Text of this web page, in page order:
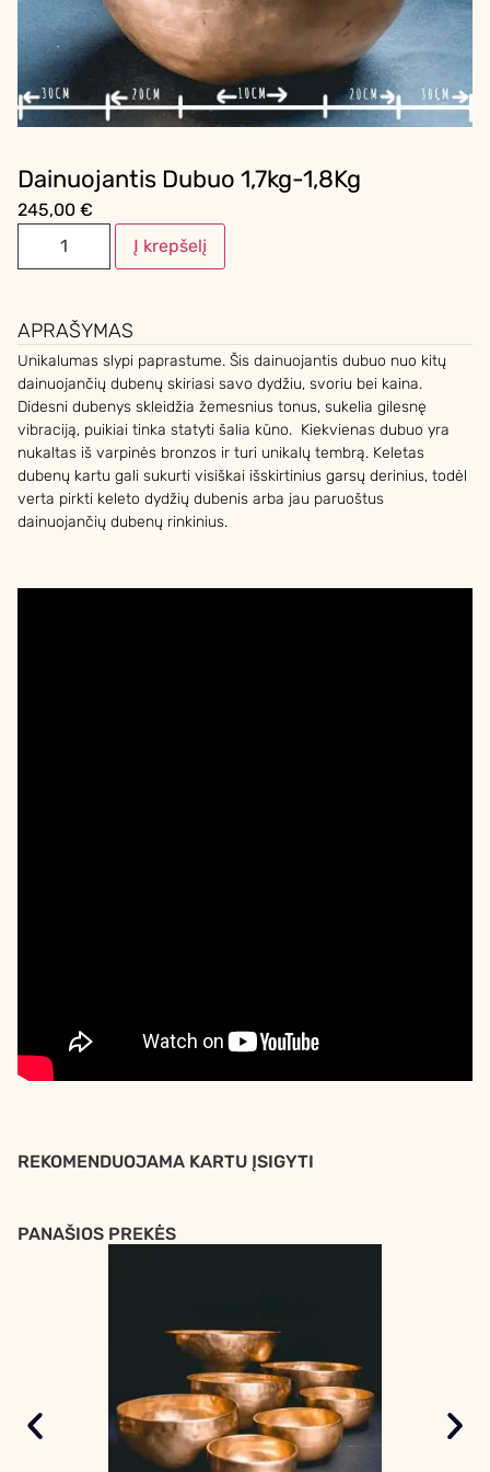
Dainuojantis Dubuo 1,7kg-1,8Kg
245,00 €
Į krepšelį
APRAŠYMAS
Unikalumas slypi paprastume. Šis dainuojantis dubuo nuo kitų
dainuojančių dubenų skiriasi savo dydžiu, svoriu bei kaina.
Didesni dubenys skleidžia žemesnius tonus, sukelia gilesnę
vibraciją, puikiai tinka statyti šalia kūno. Kiekvienas dubuo yra
nukaltas iš varpinės bronzos ir turi unikalų tembrą. Keletas
dubenų kartu gali sukurti visiškai išskirtinius garsų derinius, todėl
verta pirkti keleto dydžių dubenis arba jau paruoštus
dainuojančių dubenų rinkinius.
REKOMENDUOJAMA KARTU ĮSIGYTI
PANAŠIOS PREKĖS